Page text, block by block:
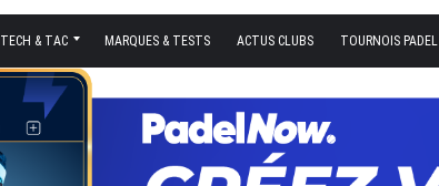
TECH & TAC MARQUES & TESTS ACTUS CLUBS TOURNOIS PADEL